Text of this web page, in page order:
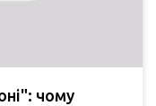
чому